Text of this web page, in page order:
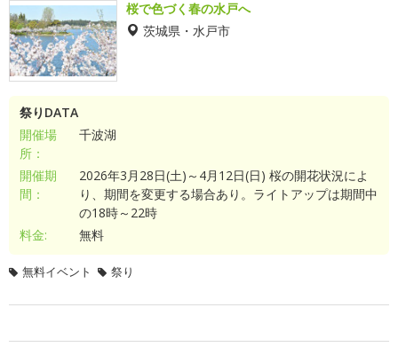
桜で色づく春の水戸へ
茨城県・水戸市
祭りDATA
開催場
所：
千波湖
開催期
間：
2026年3月28日(土)～4月12日(日) 桜の開花状況によ
り、期間を変更する場合あり。ライトアップは期間中
の18時～22時
料金:
無料
無料イベント 祭り